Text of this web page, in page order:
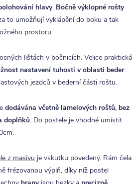
hlavy. Bočně výklopné rošty
to umožňují vyklápění do boku a tak
prostoru.
lištách v bočnicích. Velice praktická
nastavení tuhosti v oblasti beder.
jezdců v bederní části roštu.
dodávána včetně lamelových roštů, bez
doplňků. Do postele je vhodné umístit
z masivu je vskutku povedený. Rám čela
frézovanou výplň, díky níž postel